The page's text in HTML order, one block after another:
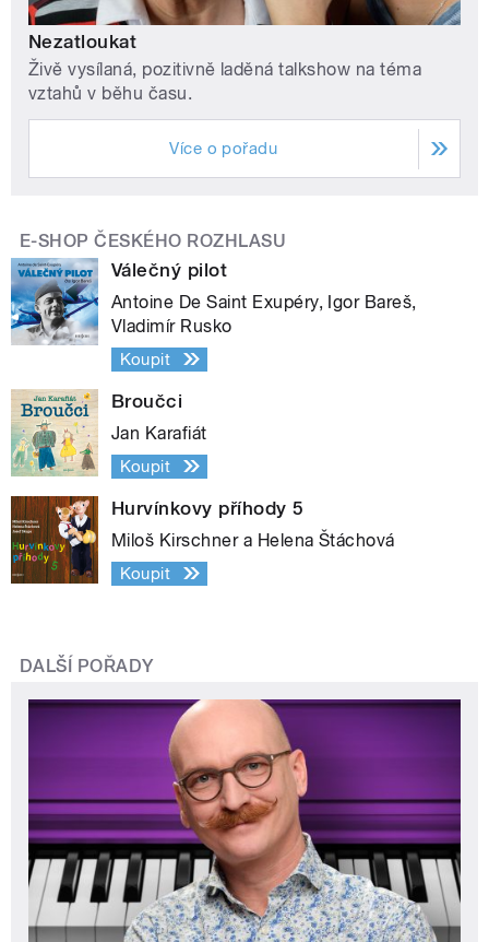
Nezatloukat
Živě vysílaná, pozitivně laděná talkshow na téma
vztahů v běhu času.
Více o pořadu
E-SHOP ČESKÉHO ROZHLASU
Válečný pilot
Antoine De Saint Exupéry, Igor Bareš,
Vladimír Rusko
Koupit
Broučci
Jan Karafiát
Koupit
Hurvínkovy příhody 5
Miloš Kirschner a Helena Štáchová
Koupit
DALŠÍ POŘADY